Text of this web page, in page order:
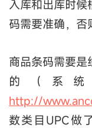
入库和出库时
码需要准确，否
商品条码需要是
的（系
http://
数类目UPC做